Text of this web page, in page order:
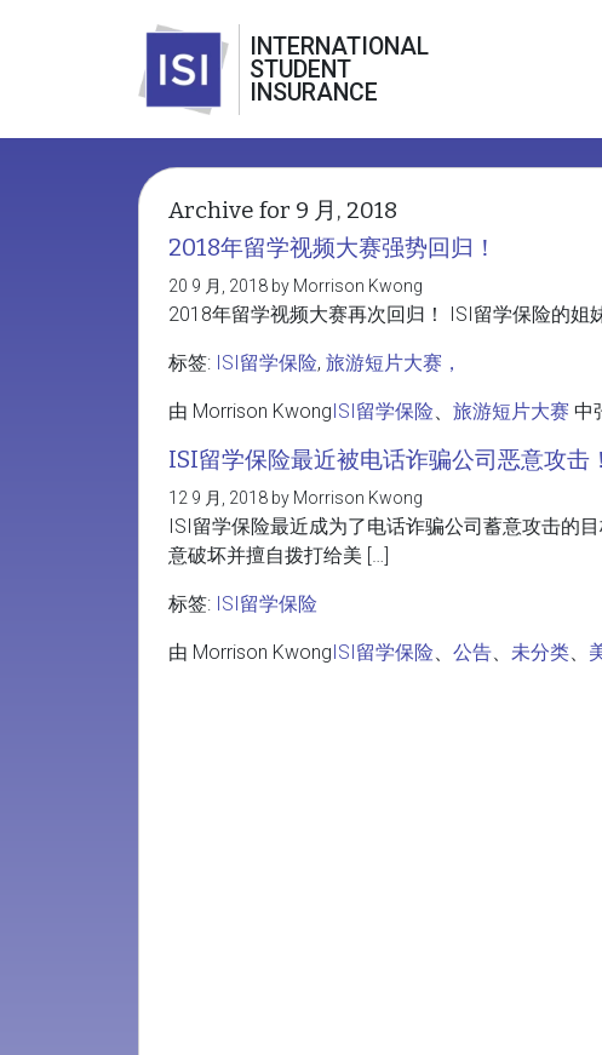
INTERNATIONAL
STUDENT
INSURANCE
Archive for 9 月, 2018
2018年留学视频大赛强势回归！
20 9 月, 2018 by Morrison Kwong
2018年留学视频大赛再次回归！ ISI留学保险的姐
标签: ISI留学保险, 旅游短片大赛，
由 Morrison KwongISI留学保险、 旅游短片大赛 中
ISI留学保险最近被电话诈骗公司恶意攻击！
12 9 月, 2018 by Morrison Kwong
ISI留学保险最近成为了电话诈骗公司蓄意攻击的
意破坏并擅自拨打给美 […]
标签: ISI留学保险
由 Morrison KwongISI留学保险、 公告、 未分类、